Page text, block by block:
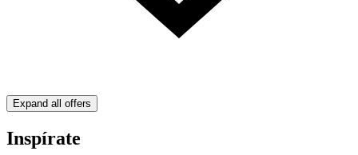
Expand all offers
Inspírate